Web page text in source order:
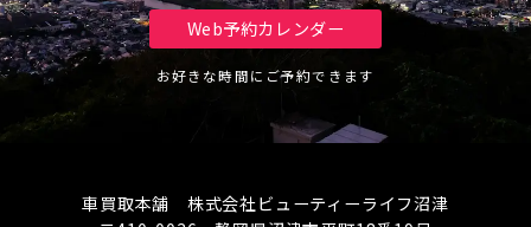
Web予約カレンダー
お好きな時間にご予約できます
車買取本舗 株式会社ビューティーライフ沼津